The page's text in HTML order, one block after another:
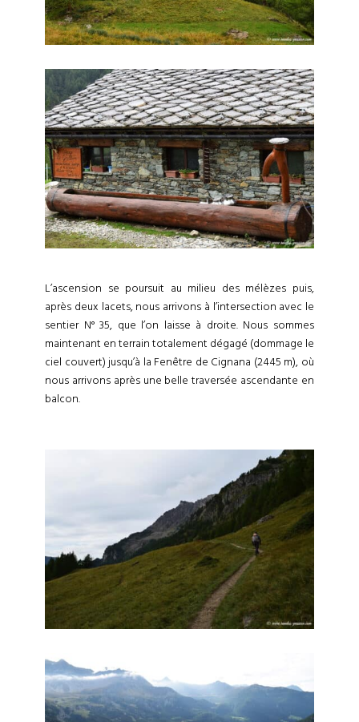
L’ascension se poursuit au milieu des mélèzes puis,
après deux lacets, nous arrivons à l’intersection avec le
sentier N° 35, que l’on laisse à droite. Nous sommes
maintenant en terrain totalement dégagé (dommage le
ciel couvert) jusqu’à la Fenêtre de Cignana (2445 m), où
nous arrivons après une belle traversée ascendante en
balcon.